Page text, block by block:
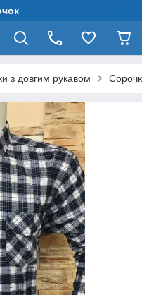
з довгим рукавом